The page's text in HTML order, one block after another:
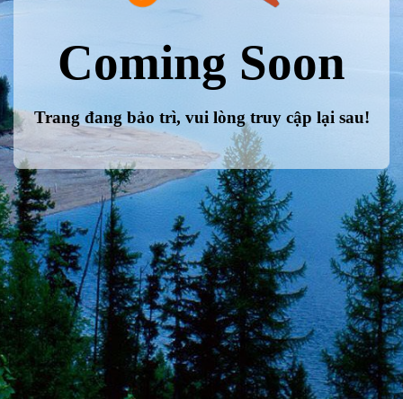
Coming Soon
Trang đang bảo trì, vui lòng truy cập lại sau!